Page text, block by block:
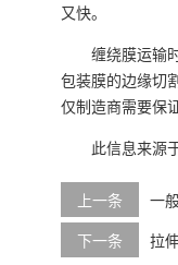
又快。
缠绕膜运输
包装膜的边缘切
仅制造商需要保
此信息来源
上一条
一
下一条
拉